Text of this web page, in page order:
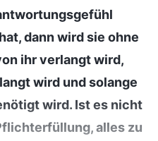
dann wird sie ohne
ihr verlangt wird,
wird und solange
wird. Ist es nicht
alles zu